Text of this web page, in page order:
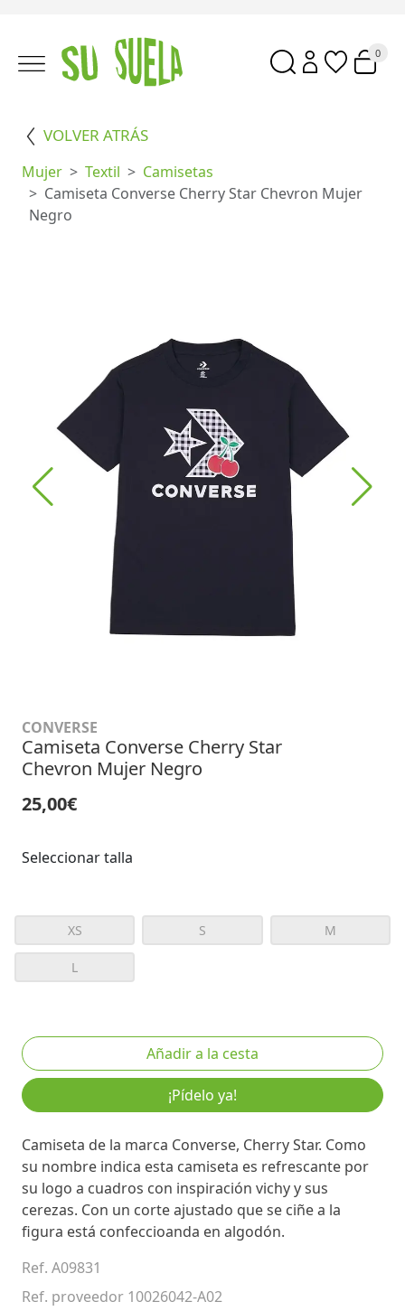
0
VOLVER ATRÁS
Mujer Textil
Camisetas
Camiseta Converse Cherry Star Chevron Mujer
Negro
CONVERSE
Camiseta Converse Cherry Star
Chevron Mujer Negro
25,00€
Seleccionar talla
XS S M
L
¡Pídelo ya!
Camiseta de la marca Converse, Cherry Star. Como
su nombre indica esta camiseta es refrescante por
su logo a cuadros con inspiración vichy y sus
cerezas. Con un corte ajustado que se ciñe a la
figura está confeccioanda en algodón.
Ref. A09831
Ref. proveedor 10026042-A02